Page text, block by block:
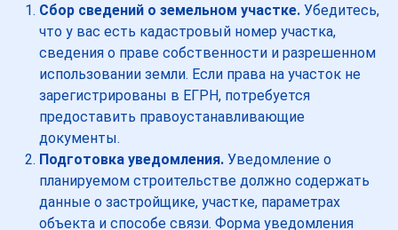
Сбор сведений о земельном участке. Убедитесь,
что у вас есть кадастровый номер участка,
сведения о праве собственности и разрешенном
использовании земли. Если права на участок не
зарегистрированы в ЕГРН, потребуется
предоставить правоустанавливающие
документы.
Подготовка уведомления. Уведомление о
планируемом строительстве должно содержать
данные о застройщике, участке, параметрах
объекта и способе связи. Форма уведомления